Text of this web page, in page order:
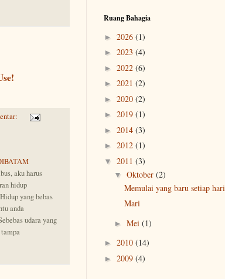
aku harus
hidup
yang bebas
anda
udara yang
Ruang Bahagia
► 2026 (1)
► 2023 (4)
► 2022 (6)
► 2021 (2)
► 2020 (2)
► 2019 (1)
► 2014 (3)
► 2012 (1)
▼ 2011 (3)
▼ Oktober (2)
Memulai yang baru setiap hari
Mari
► Mei (1)
► 2010 (14)
► 2009 (4)